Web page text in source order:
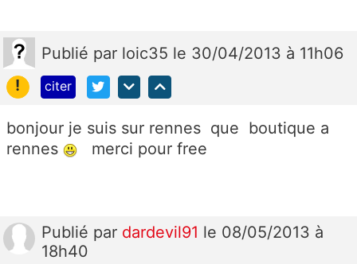
Publié par loic35 le 30/04/2013 à 11h06
!
citer
bonjour je suis sur rennes que boutique a
rennes
merci pour free
Publié par dardevil91 le 08/05/2013 à
18h40